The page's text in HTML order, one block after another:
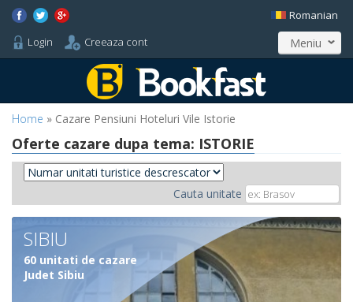
Login Creeaza cont
Romanian
Meniu
Home » Cazare Pensiuni Hoteluri Vile Istorie
Oferte cazare dupa tema: ISTORIE
Cauta unitate
SIBIU
60 unitati de cazare
Judet Sibiu